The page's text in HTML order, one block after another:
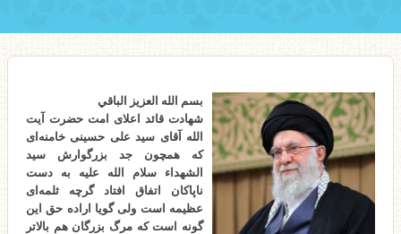
بسم الله العزیز الباقي
شهادت قائد اعلای امت حضرت آیت
الله آقای سید علی حسینی خامنه‌ای
که همچون جد بزرگوارش سید
الشهداء سلام الله علیه به دست
ناپاکان اتفاق افتاد گرچه ثلمه‌ای
عظیمه است ولی گویا اراده حق این
گونه است که مرگ بزرگان هم بالاتر